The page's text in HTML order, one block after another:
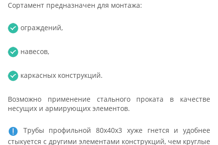
Сортамент предназначен для монтажа:
ограждений,
навесов,
каркасных конструкций.
Возможно применение стального проката в качестве
несущих и армирующих элементов.
Трубы профильной 80х40х3 хуже гнется и удобнее
стыкуется с другими элементами конструкций, чем круглые